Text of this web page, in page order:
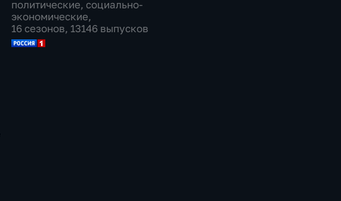
политические, социально-
экономические,
16 сезонов, 13146 выпусков